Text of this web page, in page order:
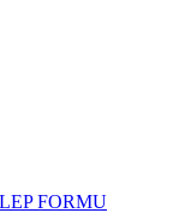
FORMU